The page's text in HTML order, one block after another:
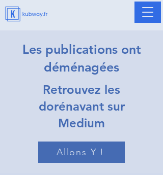
Les publications ont
déménagées
Retrouvez les
dorénavant sur
Medium
Allons Y !